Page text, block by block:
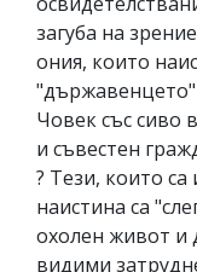
загуба на
ония, които
"държавенцето"
Човек със сиво
и съвестен
? Тези, които
наистина са
охолен живот и
видими